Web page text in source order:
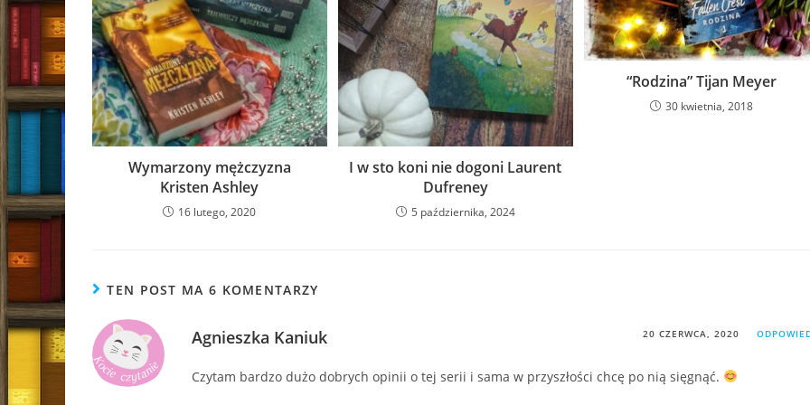
Wymarzony mężczyzna
Kristen Ashley
16 lutego, 2020
I w sto koni nie dogoni Laurent
Dufreney
5 października, 2024
“Rodzina” Tijan Meyer
30 kwietnia, 2018
TEN POST MA 6 KOMENTARZY
Agnieszka Kaniuk 20 CZERWCA, 2020
Czytam bardzo dużo dobrych opinii o tej serii i sama w przyszłości chcę po nią sięgnąć.